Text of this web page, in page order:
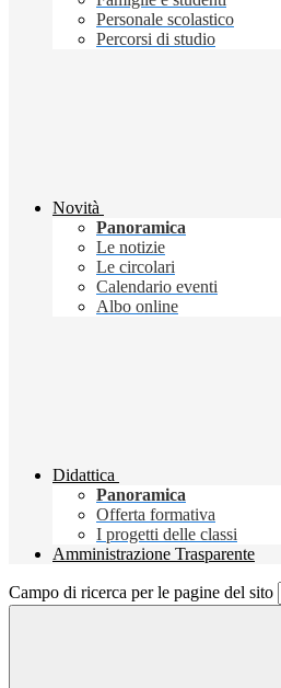
Personale scolastico
Percorsi di studio
Novità
Panoramica
Le notizie
Le circolari
Calendario eventi
Albo online
Didattica
Panoramica
Offerta formativa
I progetti delle classi
Amministrazione Trasparente
Campo di ricerca per le pagine del sito